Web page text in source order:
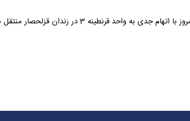
پژمان جمشیدی، بازیکن سابق تیم ملی فوتبال و بازیگر سینما، تلویزیون و تئاتر، امروز با اتهام جدی به واحد قرنطینه 3 در